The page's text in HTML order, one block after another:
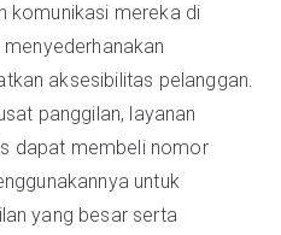
komunikasi mereka di
aksesibilitas pelanggan.
panggilan, layanan
dapat membeli nomor
untuk
yang besar serta